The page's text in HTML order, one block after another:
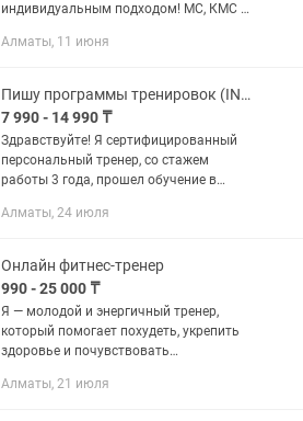
индивидуальным подходом! МС, КМС в
вторник и четверг В 6:30 - женская в
Алматы, 11 июня
Пишу программы тренировок (INVICTUS)
7 990 - 14 990 ₸
Здравствуйте! Я сертифицированный
персональный тренер, со стажем
работы 3 года, прошел обучение в
различных фитнес-курсах. Хочу
на...
Алматы, 24 июля
Онлайн фитнес-тренер
990 - 25 000 ₸
Я — молодой и энергичный тренер,
который помогает похудеть, укрепить
здоровье и почувствовать
клиента создаю индивидуальные
Алматы, 21 июля